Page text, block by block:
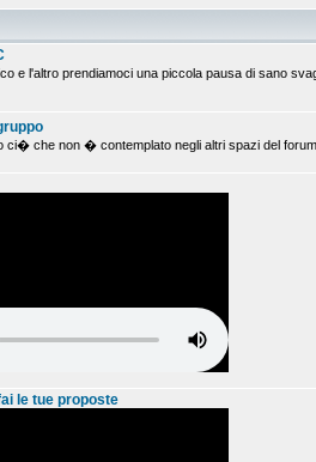
e l'altro prendiamoci una piccola pausa di sano
ci� che non � contemplato negli altri spazi del
le tue proposte